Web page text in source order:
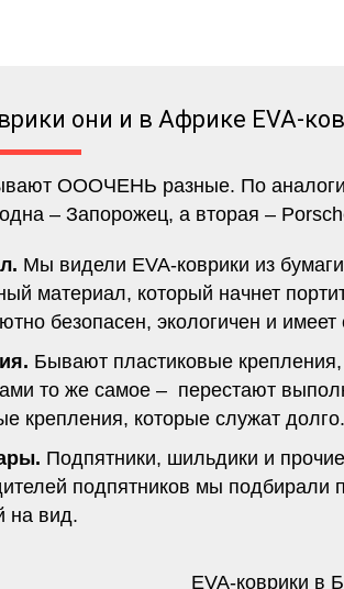
они и в Африке EVA-
ОООЧЕНЬ разные. По
– Запорожец, а вторая –
Мы видели EVA-коврики из
материал, который начнет
безопасен, экологичен и
Бывают пластиковые
то же самое – перестают
крепления, которые служат
Подпятники, шильдики и
подпятников мы подбирали
на вид.